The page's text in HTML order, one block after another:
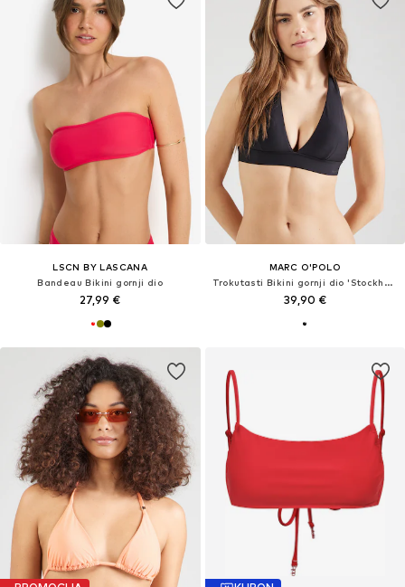
LSCN BY LASCANA
Bandeau Bikini gornji dio
27,99 €
MARC O'POLO
Trokutasti Bikini gornji dio 'Stockholm'
39,90 €